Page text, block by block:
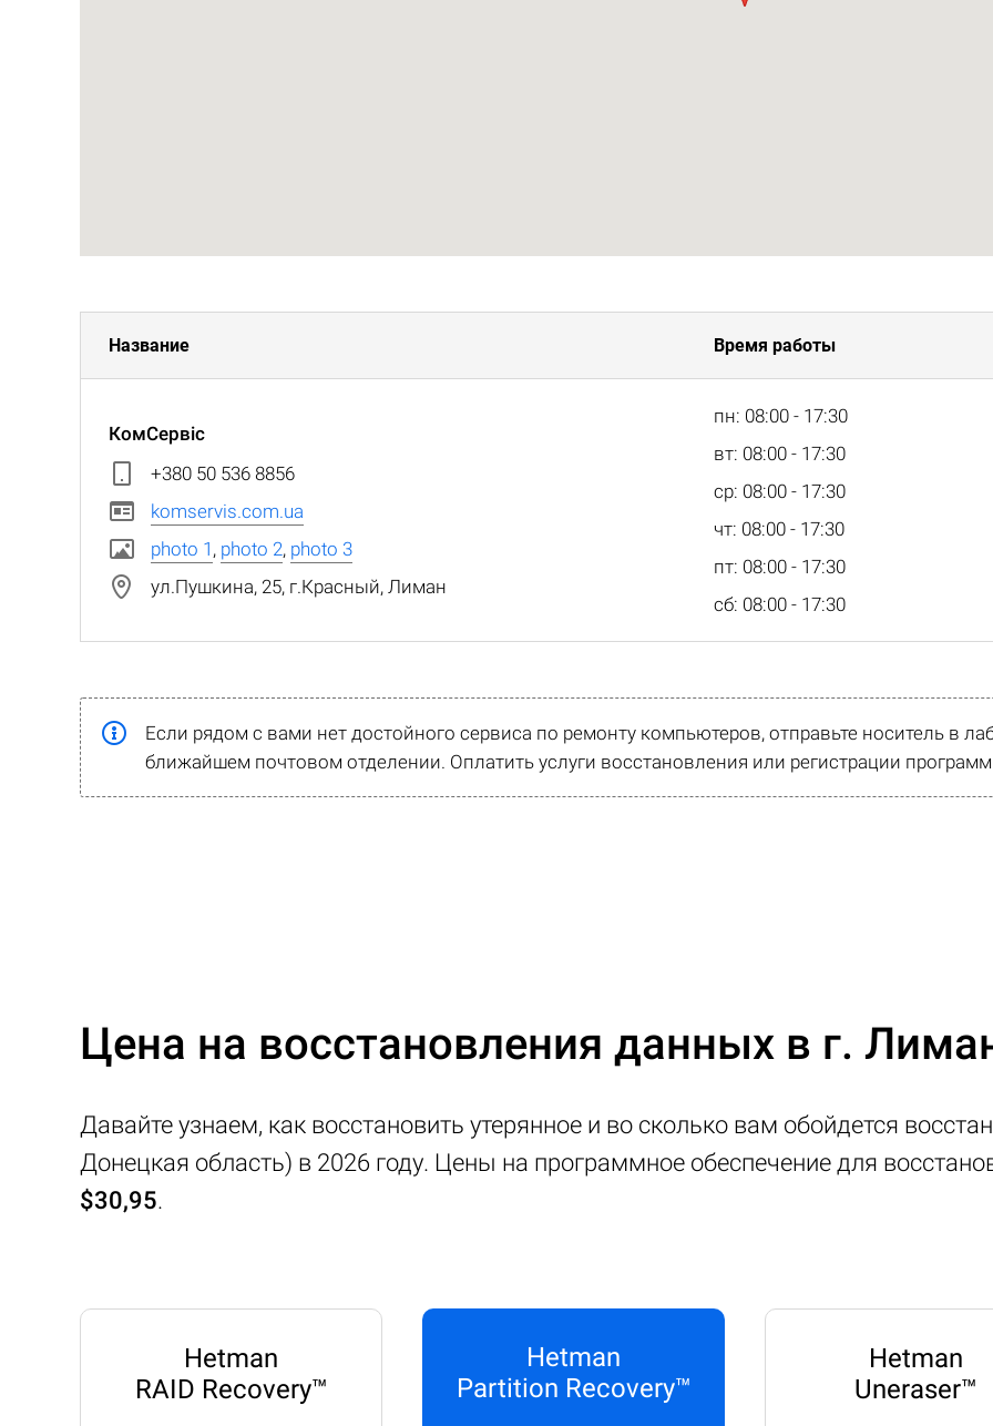
Название Время работы
КомСервіс
+380 50 536 8856
komservis.com.ua
photo 1 , photo 2, photo 3
ул.Пушкина, 25, г.Красный, Лиман
пн: 08:00 - 17:30
вт: 08:00 - 17:30
ср: 08:00 - 17:30
чт: 08:00 - 17:30
пт: 08:00 - 17:30
сб: 08:00 - 17:30
Если рядом с вами нет достойного сервиса по ремонту компьютеров, отправьте носитель в
ближайшем почтовом отделении. Оплатить услуги восстановления или регистрации
Цена на восстановления данных в г.
Давайте узнаем, как восстановить утерянное и во сколько вам обойдется
Донецкая область) в 2026 году. Цены на программное обеспечение для
$30,95.
Hetman
RAID Recovery™
Hetman
Partition Recovery™
Hetman
Uneraser™